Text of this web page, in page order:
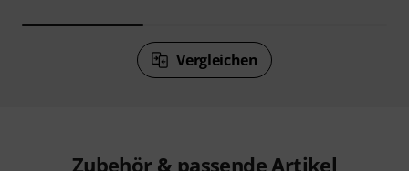
Vergleichen
Zubehör & passende Artikel